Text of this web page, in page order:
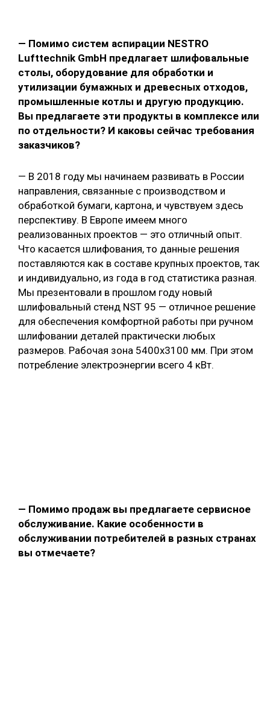
— Помимо систем аспирации NESTRO
Lufttechnik GmbH предлагает шлифовальные
столы, оборудование для обработки и
утилизации бумажных и древесных отходов,
промышленные котлы и другую продукцию.
Вы предлагаете эти продукты в комплексе или
по отдельности? И каковы сейчас требования
заказчиков?
— В 2018 году мы начинаем развивать в России
направления, связанные с производством и
обработкой бумаги, картона, и чувствуем здесь
перспективу. В Европе имеем много
реализованных проектов — это отличный опыт.
Что касается шлифования, то данные решения
поставляются как в составе крупных проектов, так
и индивидуально, из года в год статистика разная.
Мы презентовали в прошлом году новый
шлифовальный стенд NST 95 — отличное решение
для обеспечения комфортной работы при ручном
шлифовании деталей практически любых
размеров. Рабочая зона 5400х3100 мм. При этом
потребление электроэнергии всего 4 кВт.
— Помимо продаж вы предлагаете сервисное
обслуживание. Какие особенности в
обслуживании потребителей в разных странах
вы отмечаете?